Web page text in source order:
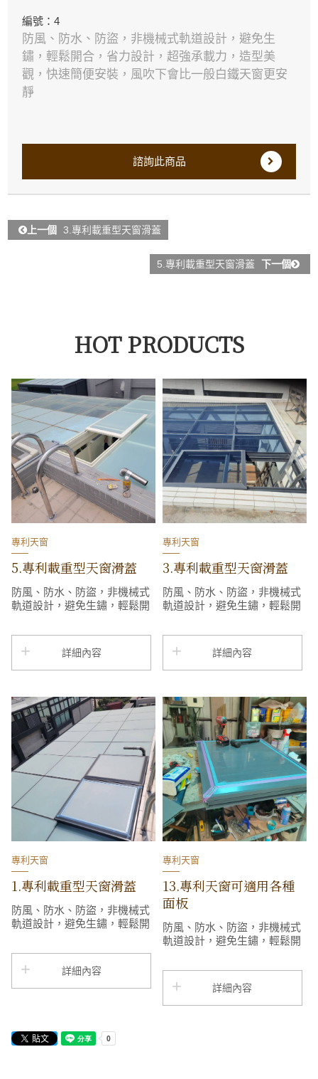
編號：4
防風、防水、防盜，非機械式軌道設計，避免生
鏽，輕鬆開合，省力設計，超強承載力，造型美
觀，快速簡便安裝，風吹下會比一般白鐵天窗更安
靜
諮詢此商品
上一個 3.專利載重型天窗滑蓋
5.專利載重型天窗滑蓋 下一個
HOT PRODUCTS
專利天窗
5.專利載重型天窗滑蓋
防風、防水、防盜，非機械式
軌道設計，避免生鏽，輕鬆開
造型美觀，快速簡便安裝，風
吹下會比一般白鐵天窗更安靜
詳細內容
專利天窗
3.專利載重型天窗滑蓋
防風、防水、防盜，非機械式
軌道設計，避免生鏽，輕鬆開
造型美觀，快速簡便安裝，風
吹下會比一般白鐵天窗更安靜
詳細內容
專利天窗
1.專利載重型天窗滑蓋
防風、防水、防盜，非機械式
軌道設計，避免生鏽，輕鬆開
造型美觀，快速簡便安裝，風
吹下會比一般白鐵天窗更安靜
詳細內容
專利天窗
13.專利天窗可適用各種
面板
防風、防水、防盜，非機械式
軌道設計，避免生鏽，輕鬆開
造型美觀，快速簡便安裝，風
吹下會比一般白鐵天窗更安靜
詳細內容